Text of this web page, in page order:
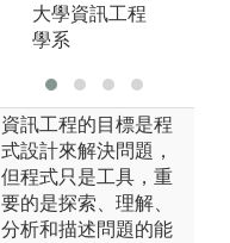
大學資訊工程
學系
資訊工程的目標是程
式設計來解決問題，
但程式只是工具，重
要的是探索、理解、
分析和描述問題的能